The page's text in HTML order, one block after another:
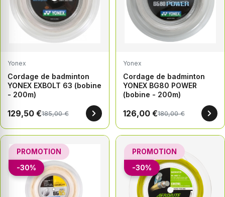
Yonex
Cordage de badminton
YONEX EXBOLT 63 (bobine
- 200m)
129,50 €185,00 €
Yonex
Cordage de badminton
YONEX BG80 POWER
(bobine - 200m)
126,00 €180,00 €
PROMOTION
-30%
PROMOTION
-30%